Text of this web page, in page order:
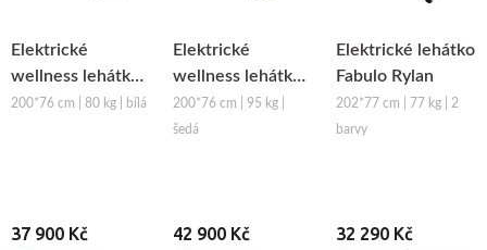
Elektrické
wellness lehátko
Azzurro 815B
200*76 cm | 80 kg | bílá
37 900 Kč
Elektrické
wellness lehátko
s vyhříváním
Azzurro 815B
200*76 cm | 95 kg |
šedá
42 900 Kč
Elektrické lehátko
Fabulo Rylan
202*77 cm | 77 kg | 2
barvy
32 290 Kč